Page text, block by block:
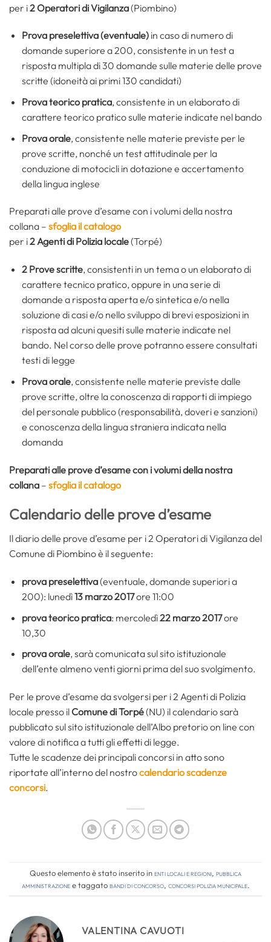
per i2 Operatori di Vigilanza(Piombino)
Prova preselettiva (eventuale)in caso di numero di
domande superiore a 200, consistente in un test a
risposta multipla di 30 domande sulle materie delle prove
scritte (idoneità ai primi 130 candidati)
Prova teorico pratica, consistente in un elaborato di
carattere teorico pratico sulle materie indicate nel bando
Prova orale, consistente nelle materie previste per le
prove scritte, nonché un test attitudinale per la
conduzione di motocicli in dotazione e accertamento
della lingua inglese
Preparati alle prove d’esame con i volumi della nostra
collana – sfoglia il catalogo
per i2 Agenti di Polizia locale(Torpé)
2 Prove scritte, consistenti in un tema o un elaborato di
carattere tecnico pratico, oppure in una serie di
domande a risposta aperta e/o sintetica e/o nella
soluzione di casi e/o nello sviluppo di brevi esposizioni in
risposta ad alcuni quesiti sulle materie indicate nel
bando. Nel corso delle prove potranno essere consultati
testi di legge
Prova orale, consistente nelle materie previste dalle
prove scritte, oltre la conoscenza di rapporti di impiego
del personale pubblico (responsabilità, doveri e sanzioni)
e conoscenza della lingua straniera indicata nella
domanda
Preparati alle prove d’esame con i volumi della nostra
collana – sfoglia il catalogo
Calendario delle prove d’esame
Il diario delle prove d’esame per i 2 Operatori di Vigilanza del
Comune di Piombino è il seguente:
prova preselettiva(eventuale, domande superiori a
200): lunedì13 marzo 2017ore 11:00
prova teorico pratica: mercoledì22 marzo 2017ore
10,30
prova orale, sarà comunicata sul sito istituzionale
dell’ente almeno venti giorni prima del suo svolgimento.
Per le prove d’esame da svolgersi per i 2 Agenti di Polizia
locale presso il Comune di Torpé(NU) il calendario sarà
pubblicato sul sito istituzionale dell’Albo pretorio on line con
valore di notifica a tutti gli effetti di legge.
Tutte le scadenze dei principali concorsi in atto sono
riportate all’interno del nostrocalendario scadenze
concorsi.
Questo elemento è stato inserito inEnti locali e regioni, Pubblica
amministrazionee taggatobandi di concorso, concorsi polizia municipale.
VALENTINA CAVUOTI